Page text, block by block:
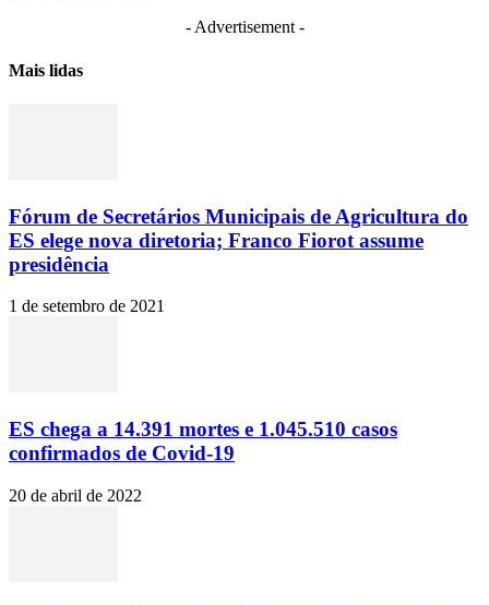
- Advertisement -
Mais lidas
Fórum de Secretários Municipais de Agricultura do
ES elege nova diretoria; Franco Fiorot assume
presidência
1 de setembro de 2021
ES chega a 14.391 mortes e 1.045.510 casos
confirmados de Covid-19
20 de abril de 2022